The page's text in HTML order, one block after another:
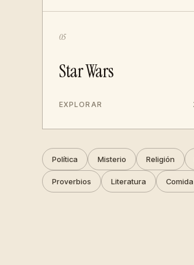
05
Star Wars
EXPLORAR
Política Misterio Religión
Proverbios Literatura Comida